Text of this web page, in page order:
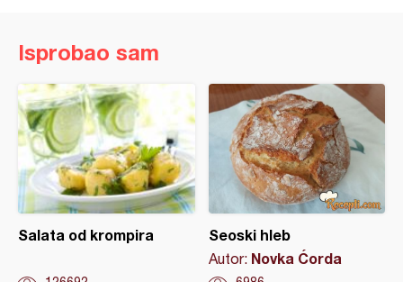
Isprobao sam
Salata od krompira Seoski hleb
Autor: Novka Ćorda